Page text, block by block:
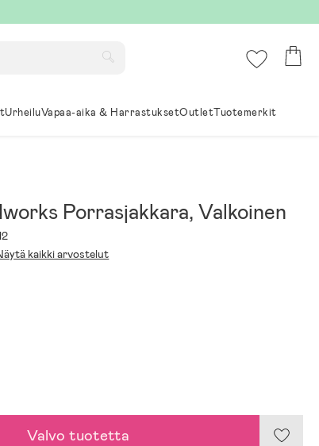
UrheiluVapaa-aika & HarrastuksetOutletTuotemerkit
Porrasjakkara, Valkoinen
kaikki arvostelut
Valvo tuotetta